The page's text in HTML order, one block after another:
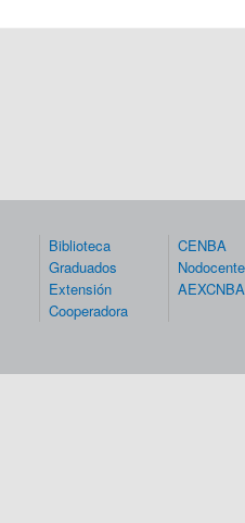
Biblioteca
Graduados
Extensión
Cooperadora
CENBA
AEXCNBA